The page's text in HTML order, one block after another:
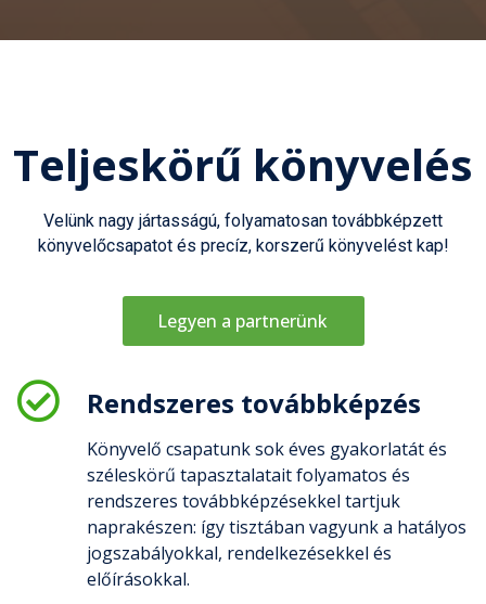
Teljeskörű könyvelés
Velünk nagy jártasságú, folyamatosan továbbképzett
könyvelőcsapatot és precíz, korszerű könyvelést kap!
Legyen a partnerünk
Rendszeres továbbképzés
Könyvelő csapatunk sok éves gyakorlatát és
széleskörű tapasztalatait folyamatos és
rendszeres továbbképzésekkel tartjuk
naprakészen: így tisztában vagyunk a hatályos
jogszabályokkal, rendelkezésekkel és
előírásokkal.